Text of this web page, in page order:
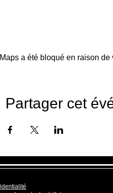
a été bloqué en raison
Partager cet